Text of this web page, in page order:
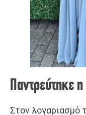
Παντρεύτηκε η
Στον λογαριασμό